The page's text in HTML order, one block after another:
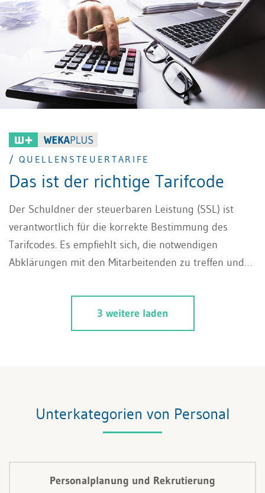
/ QUELLENSTEUERTARIFE
Das ist der richtige Tarifcode
Der Schuldner der steuerbaren Leistung (SSL) ist
verantwortlich für die korrekte Bestimmung des
Tarifcodes. Es empfiehlt sich, die notwendigen
Abklärungen mit den Mitarbeitenden zu treffen und
Dokumentationszwecken aufzubewahren. In einigen
Kantonen muss die Unternehmung den Tarifcode
selber bestimmen. Die Steuerbehörden haben aus
3 weitere laden
Unterkategorien von Personal
Personalplanung und Rekrutierung